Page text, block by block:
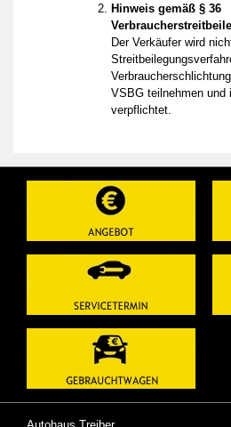
Hinweis gemäß § 36
Der Verkäufer wird
VSBG teilnehmen
verpflichtet.